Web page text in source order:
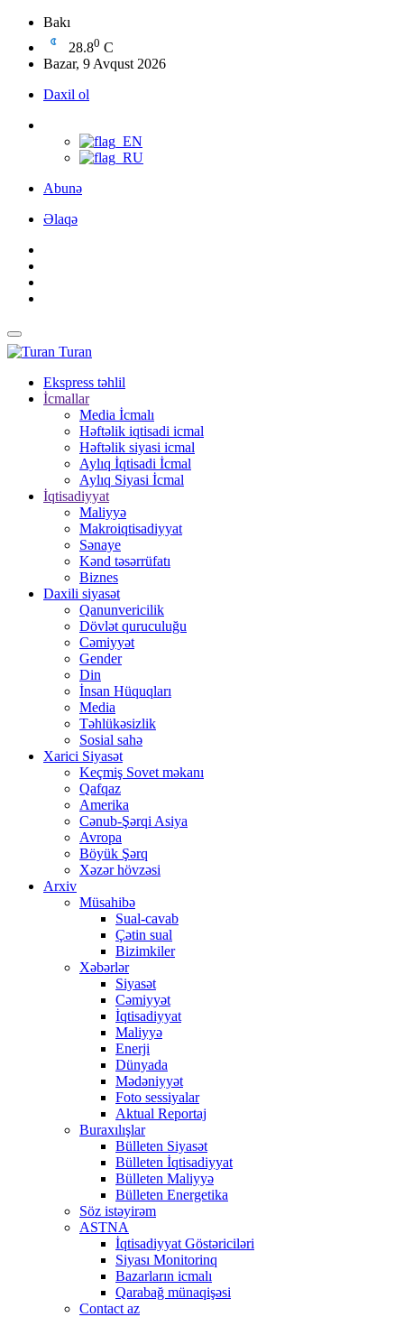
Bakı
28.80 C
Bazar, 9 Avqust 2026
Daxil ol
Abunə
Əlaqə
Turan
Ekspress təhlil
İcmallar
Media İcmalı
Həftəlik iqtisadi icmal
Həftəlik siyasi icmal
Aylıq İqtisadi İcmal
Aylıq Siyasi İcmal
İqtisadiyyat
Maliyyə
Makroiqtisadiyyat
Sənaye
Kənd təsərrüfatı
Biznes
Daxili siyasət
Qanunvericilik
Dövlət quruculuğu
Cəmiyyət
Gender
Din
İnsan Hüquqları
Media
Təhlükəsizlik
Sosial sahə
Xarici Siyasət
Keçmiş Sovet məkanı
Qafqaz
Amerika
Cənub-Şərqi Asiya
Avropa
Böyük Şərq
Xəzər hövzəsi
Arxiv
Müsahibə
Sual-cavab
Çətin sual
Bizimkiler
Xəbərlər
Siyasət
Cəmiyyət
İqtisadiyyat
Maliyyə
Enerji
Dünyada
Mədəniyyət
Foto sessiyalar
Aktual Reportaj
Buraxılışlar
Bülleten Siyasət
Bülleten İqtisadiyyat
Bülleten Maliyyə
Bülleten Energetika
Söz istəyirəm
ASTNA
İqtisadiyyat Göstəriciləri
Siyası Monitorinq
Bazarların icmalı
Qarabağ münaqişəsi
Contact az